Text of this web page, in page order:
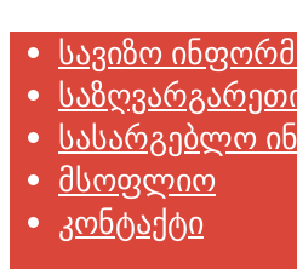
სავიზო
სასარგებლო
მსოფლიო
კონტაქტი